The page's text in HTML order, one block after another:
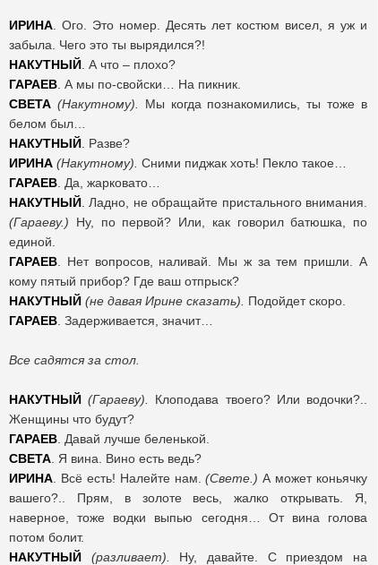
ИРИНА . Ого. Это номер. Десять лет костюм висел, я уж и
забыла. Чего это ты вырядился?!
НАКУТНЫЙ . А что – плохо?
ГАРАЕВ . А мы по-свойски… На пикник.
СВЕТА (Накутному).
Мы когда познакомились, ты тоже в
белом был…
НАКУТНЫЙ . Разве?
ИРИНА (Накутному). Сними пиджак хоть! Пекло такое…
ГАРАЕВ . Да, жарковато…
НАКУТНЫЙ . Ладно, не обращайте пристального внимания.
(Гараеву.) Ну, по первой? Или, как говорил батюшка, по
единой.
ГАРАЕВ . Нет вопросов, наливай. Мы ж за тем пришли. А
кому пятый прибор? Где ваш отпрыск?
НАКУТНЫЙ (не давая Ирине сказать).
Подойдет скоро.
ГАРАЕВ . Задерживается, значит…
Все садятся за стол.
НАКУТНЫЙ (Гараеву).
Клоподава твоего? Или водочки?..
Женщины что будут?
ГАРАЕВ . Давай лучше беленькой.
СВЕТА . Я вина. Вино есть ведь?
ИРИНА . Всё есть! Налейте нам.(Свете.) А может коньячку
вашего?.. Прям, в золоте весь, жалко открывать. Я,
наверное, тоже водки выпью сегодня… От вина голова
потом болит.
НАКУТНЫЙ
(разливает). Ну, давайте. С приездом на